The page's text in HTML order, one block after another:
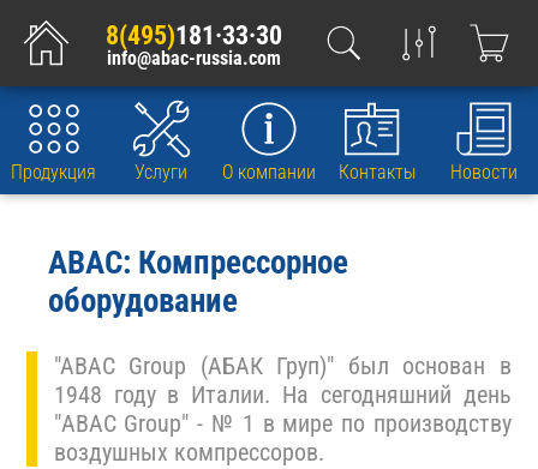
8(495)181·33·30
info@abac-russia.com
Продукция Услуги О компании Контакты Новости
ABAC: Компрессорное
оборудование
"ABAC Group (АБАК Груп)" был основан в
1948 году в Италии. На сегодняшний день
"ABAC Group" - № 1 в мире по производству
воздушных компрессоров.